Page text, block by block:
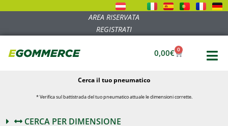
AREA RISERVATA
REGISTRATI
0,00€ 0
Cerca il tuo pneumatico
* Verifica sul battistrada del tuo pneumatico attuale le dimensioni corrette.
CERCA PER DIMENSIONE